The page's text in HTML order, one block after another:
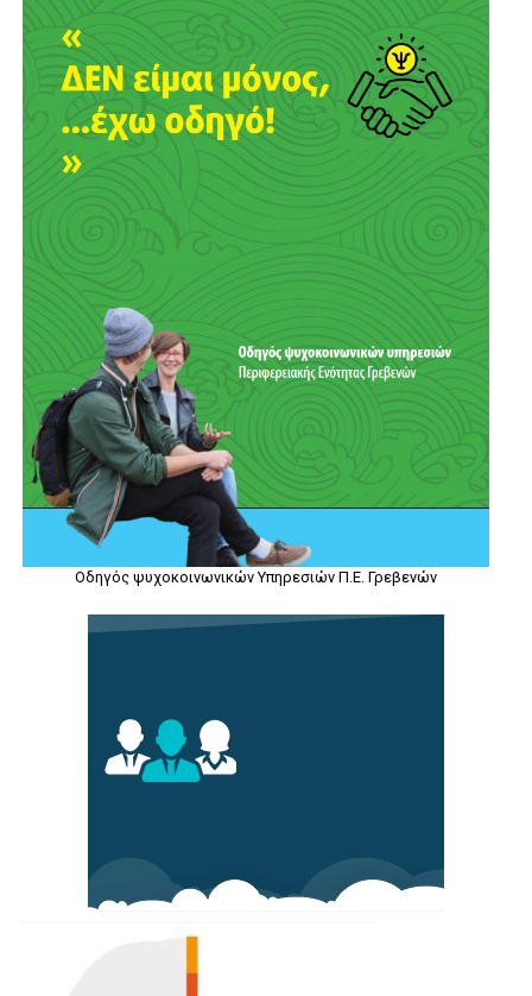
Οδηγός ψυχοκοινωνικών Υπηρεσιών Π.Ε. Γρεβενών